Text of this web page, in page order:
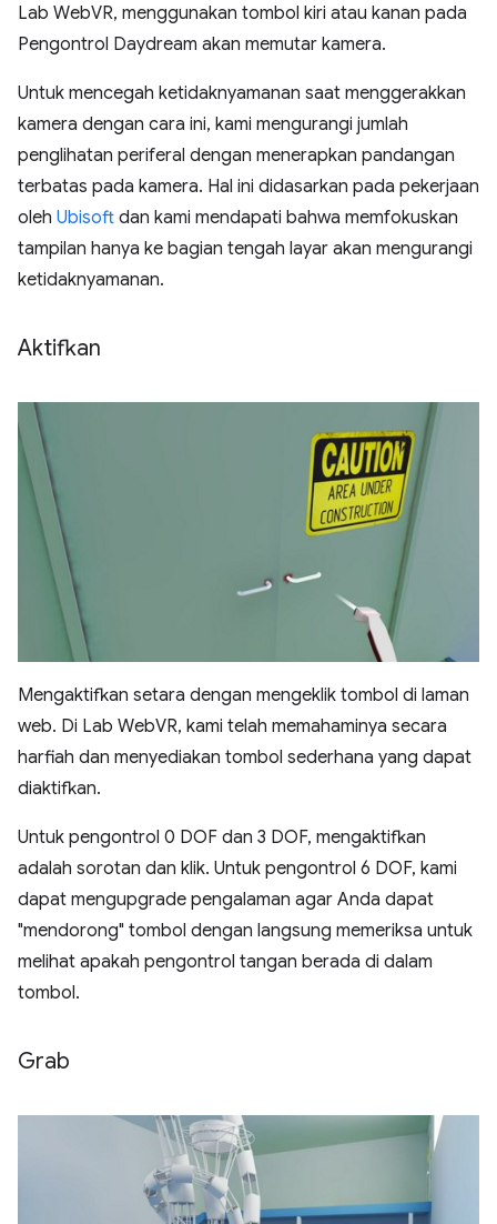
Lab WebVR, menggunakan tombol kiri atau kanan pada
Pengontrol Daydream akan memutar kamera.
Untuk mencegah ketidaknyamanan saat menggerakkan
kamera dengan cara ini, kami mengurangi jumlah
penglihatan periferal dengan menerapkan pandangan
terbatas pada kamera. Hal ini didasarkan pada pekerjaan
oleh Ubisoft dan kami mendapati bahwa memfokuskan
tampilan hanya ke bagian tengah layar akan mengurangi
ketidaknyamanan.
Aktifkan
Mengaktifkan setara dengan mengeklik tombol di laman
web. Di Lab WebVR, kami telah memahaminya secara
harfiah dan menyediakan tombol sederhana yang dapat
diaktifkan.
Untuk pengontrol 0 DOF dan 3 DOF, mengaktifkan
adalah sorotan dan klik. Untuk pengontrol 6 DOF, kami
dapat mengupgrade pengalaman agar Anda dapat
"mendorong" tombol dengan langsung memeriksa untuk
melihat apakah pengontrol tangan berada di dalam
tombol.
Grab